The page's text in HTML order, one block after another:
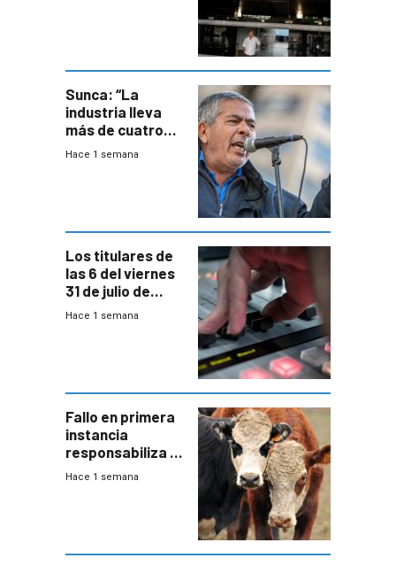
Sunca: “La
industria lleva
más de cuatro
meses sin
Hace 1 semana
Los titulares de
las 6 del viernes
31 de julio de
2026
Hace 1 semana
Fallo en primera
instancia
responsabiliza al
Estado por falta
Hace 1 semana